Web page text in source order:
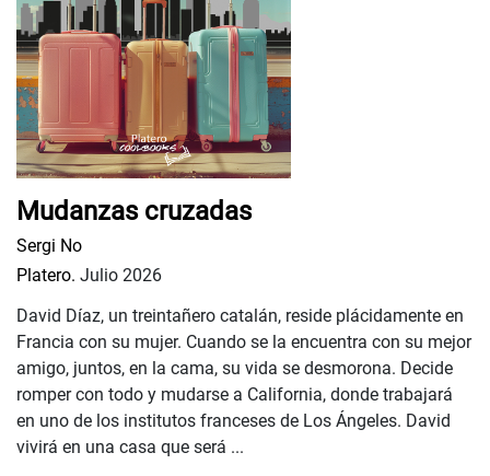
Mudanzas cruzadas
Sergi No
Platero. Julio 2026
David Díaz, un treintañero catalán, reside plácidamente en
Francia con su mujer. Cuando se la encuentra con su mejor
amigo, juntos, en la cama, su vida se desmorona. Decide
romper con todo y mudarse a California, donde trabajará
en uno de los institutos franceses de Los Ángeles. David
vivirá en una casa que será ...